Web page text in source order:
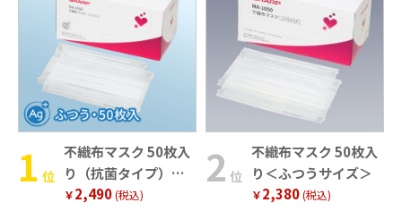
位
不織布マスク 50枚入
り（抗菌タイプ）＜
ふつうサイズ＞
￥2,490(税込)
位
不織布マスク 50枚入
り＜ふつうサイズ＞
￥2,380(税込)